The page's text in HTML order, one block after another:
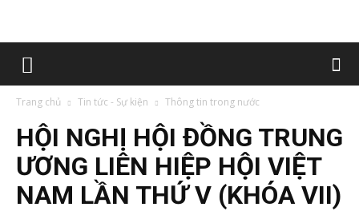
Trang chủ Tin tức - Sự kiện Thông tin trong nước
HỘI NGHỊ HỘI ĐỒNG TRUNG
ƯƠNG LIÊN HIỆP HỘI VIỆT
NAM LẦN THỨ V (KHÓA VII)